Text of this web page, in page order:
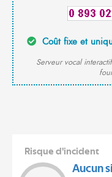
Coût fixe et
Serveur vocal
Risque d'incident
Aucun